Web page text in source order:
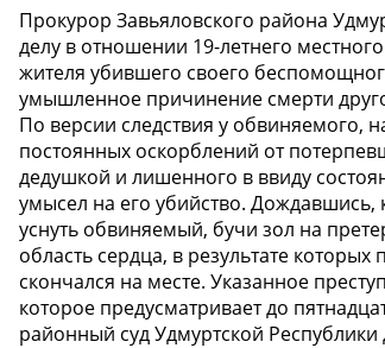
Прокурор Завьяловского района
делу в отношении 19-летнего местного
жителя убившего своего
умышленное причинение смерти
По версии следствия у обвиняемого,
постоянных оскорблений от
дедушкой и лишенного в ввиду
умысел на его убийство. Дождавшись,
уснуть обвиняемый, бучи зол на
область сердца, в результате которых
скончался на месте. Указанное
которое предусматривает до
районный суд Удмуртской